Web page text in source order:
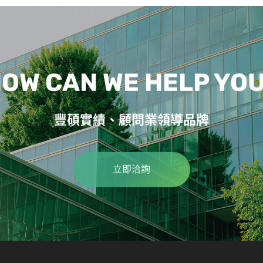
CAN WE HELP
豐碩實績、顧問業領導品牌
立即洽詢